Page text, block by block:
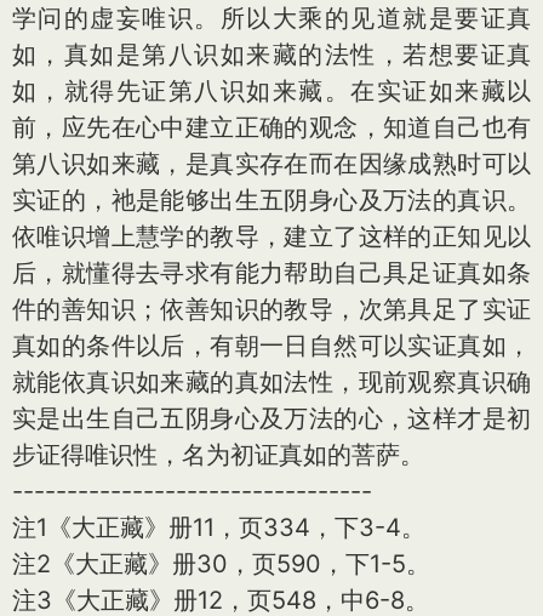
学问的虚妄唯识。所以大乘的见道就是要证真
如，真如是第八识如来藏的法性，若想要证真
如，就得先证第八识如来藏。在实证如来藏以
前，应先在心中建立正确的观念，知道自己也有
第八识如来藏，是真实存在而在因缘成熟时可以
实证的，祂是能够出生五阴身心及万法的真识。
依唯识增上慧学的教导，建立了这样的正知见以
后，就懂得去寻求有能力帮助自己具足证真如条
件的善知识；依善知识的教导，次第具足了实证
真如的条件以后，有朝一日自然可以实证真如，
就能依真识如来藏的真如法性，现前观察真识确
实是出生自己五阴身心及万法的心，这样才是初
步证得唯识性，名为初证真如的菩萨。
---------------------------------
注1《大正藏》册11，页334，下3-4。
注2《大正藏》册30，页590，下1-5。
注3《大正藏》册12，页548，中6-8。